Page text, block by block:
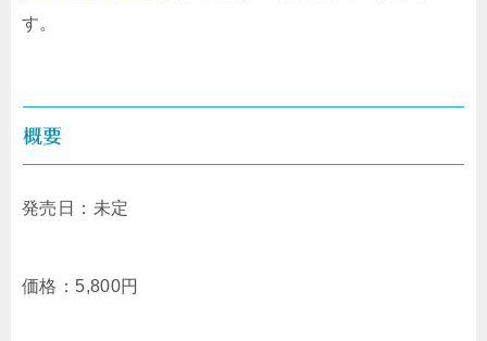
す。
概要
発売日：未定
価格：5,800円